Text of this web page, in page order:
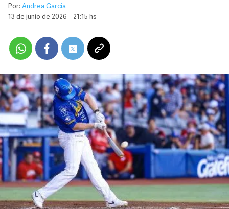
Por: Andrea Garcia
13 de junio de 2026 - 21:15 hs